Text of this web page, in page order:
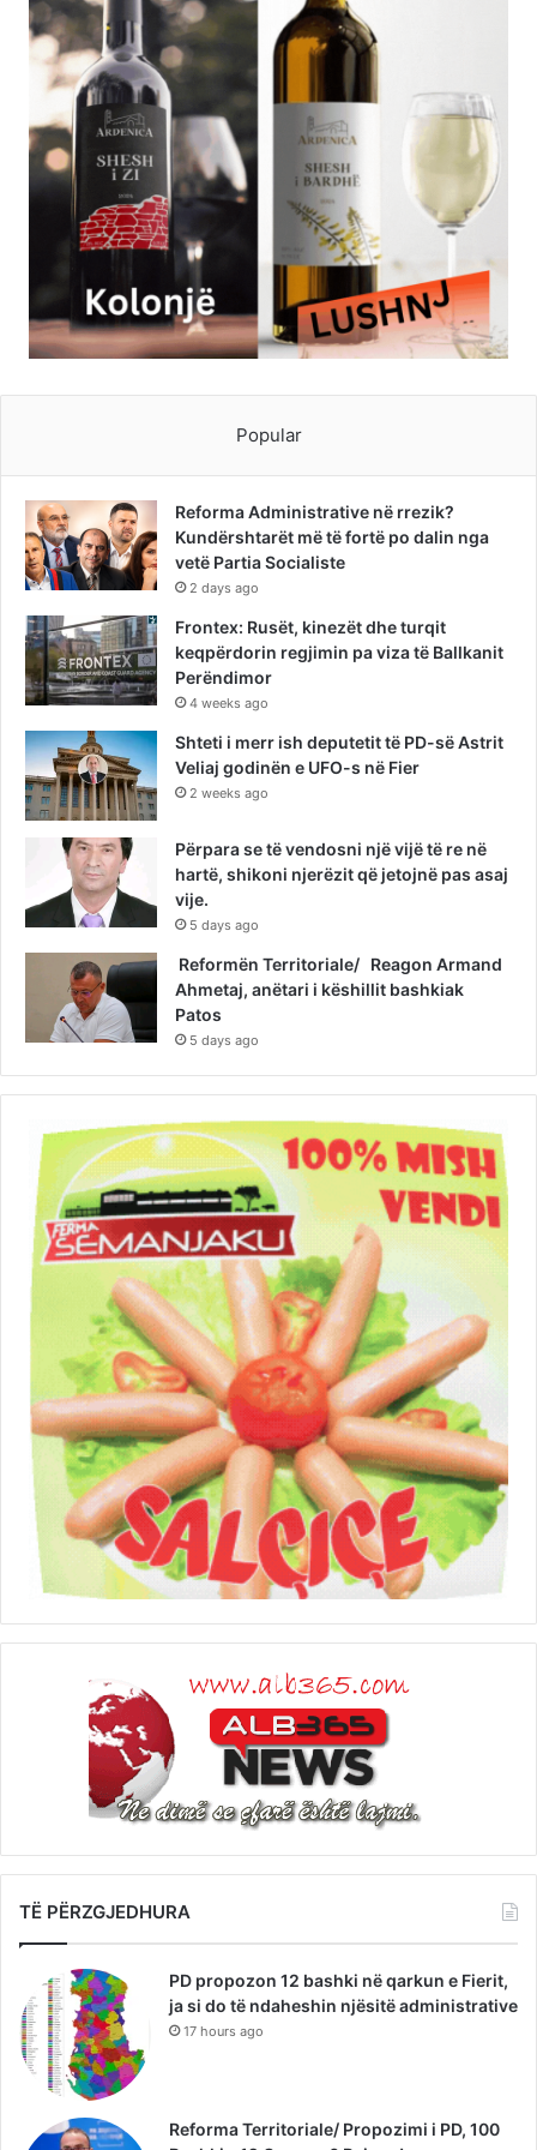
Popular
Reforma Administrative në rrezik?
Kundërshtarët më të fortë po dalin nga
vetë Partia Socialiste
2 days ago
Frontex: Rusët, kinezët dhe turqit
keqpërdorin regjimin pa viza të Ballkanit
Perëndimor
4 weeks ago
Shteti i merr ish deputetit të PD-së Astrit
Veliaj godinën e UFO-s në Fier
2 weeks ago
Përpara se të vendosni një vijë të re në
hartë, shikoni njerëzit që jetojnë pas asaj
vije.
5 days ago
Reformën Territoriale/ Reagon Armand
Ahmetaj, anëtari i këshillit bashkiak
Patos
5 days ago
TË PËRZGJEDHURA
PD propozon 12 bashki në qarkun e Fierit,
ja si do të ndaheshin njësitë administrative
17 hours ago
Reforma Territoriale/ Propozimi i PD, 100